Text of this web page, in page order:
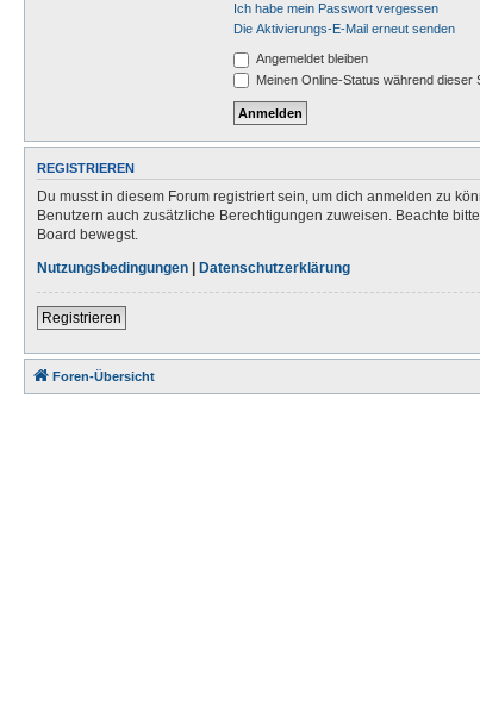
Ich habe mein Passwort vergessen
Die Aktivierungs-E-Mail erneut senden
Angemeldet bleiben
Meinen Online-Status während dieser
REGISTRIEREN
Du musst in diesem Forum registriert sein, um dich anmelden zu
Benutzern auch zusätzliche Berechtigungen zuweisen. Beachte
Board bewegst.
Nutzungsbedingungen | Datenschutzerklärung
Registrieren
Foren-Übersicht